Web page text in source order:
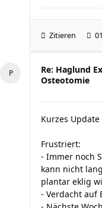
Zitieren
Re: Haglund
Osteotomie
Kurzes
Frustriert:
- Immer noch
kann nicht
plantar eklig
- Verdacht auf